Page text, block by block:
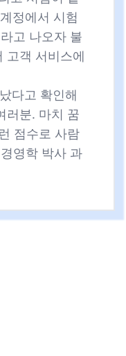
정에서 시험
고 나오자 불
고객 서비스에
다고 확인해
러분. 마치 꿈
점수로 사람
영학 박사 과